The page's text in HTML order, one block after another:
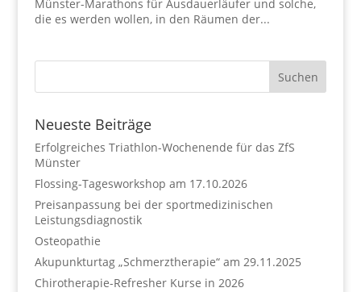
Münster-Marathons für Ausdauerläufer und solche,
die es werden wollen, in den Räumen der...
Neueste Beiträge
Erfolgreiches Triathlon-Wochenende für das ZfS
Münster
Flossing-Tagesworkshop am 17.10.2026
Preisanpassung bei der sportmedizinischen
Leistungsdiagnostik
Osteopathie
Akupunkturtag „Schmerztherapie“ am 29.11.2025
Chirotherapie-Refresher Kurse in 2026